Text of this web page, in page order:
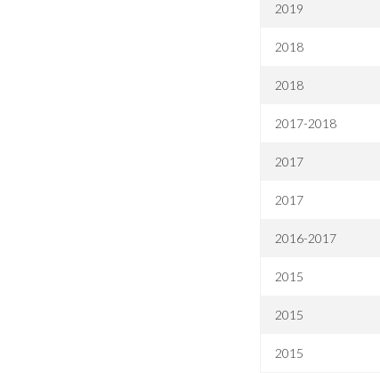
2019
2018
2018
2017-2018
2017
2017
2016-2017
2015
2015
2015